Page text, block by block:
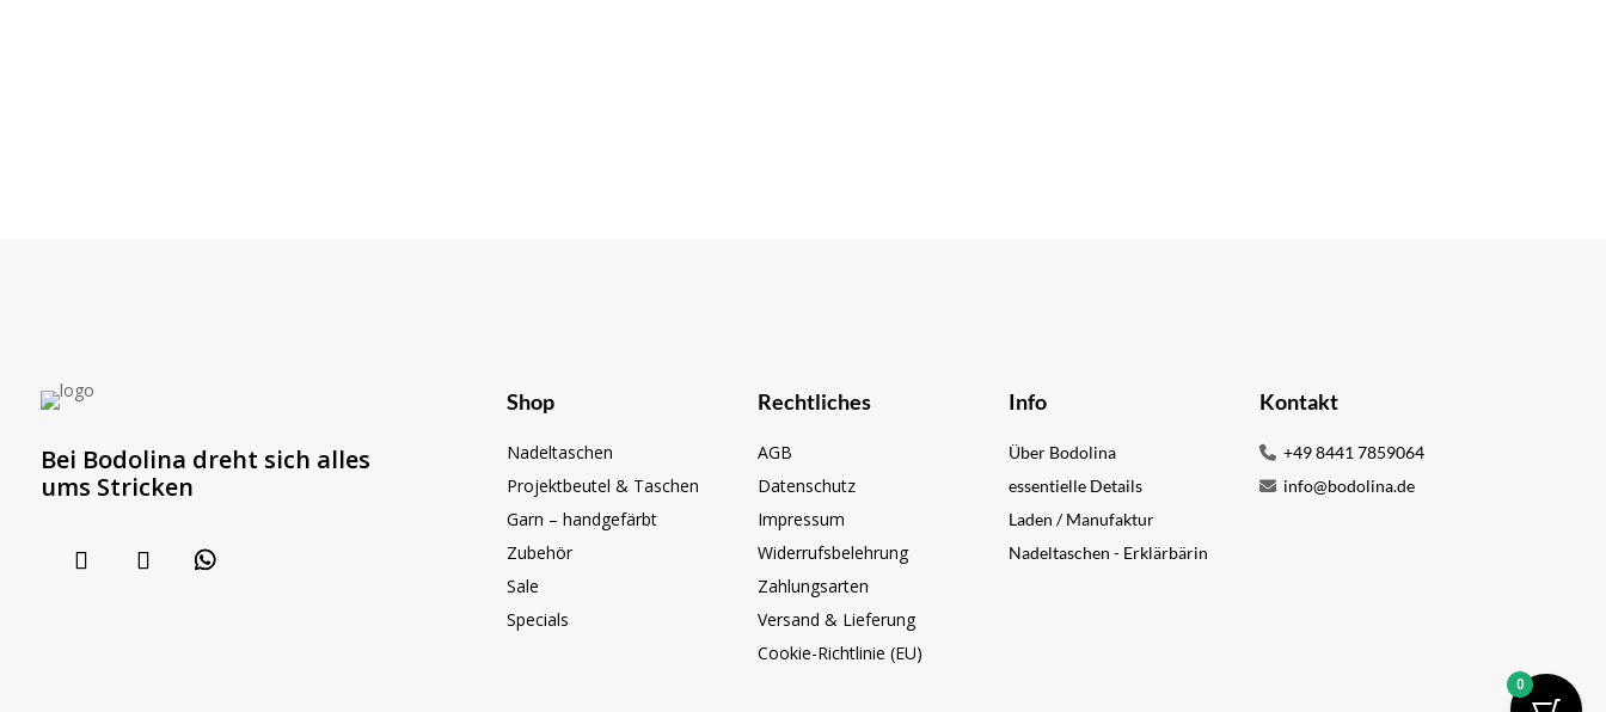
Bei Bodolina dreht sich alles
ums Stricken
Shop
Nadeltaschen
Projektbeutel & Taschen
Garn – handgefärbt
Zubehör
Sale
Specials
Rechtliches
AGB
Datenschutz
Impressum
Widerrufsbelehrung
Zahlungsarten
Versand & Lieferung
Cookie-Richtlinie (EU)
Info
Über Bodolina
essentielle Details
Laden / Manufaktur
Nadeltaschen - Erklärbärin
Kontakt
+49 8441 7859064
info@bodolina.de
0